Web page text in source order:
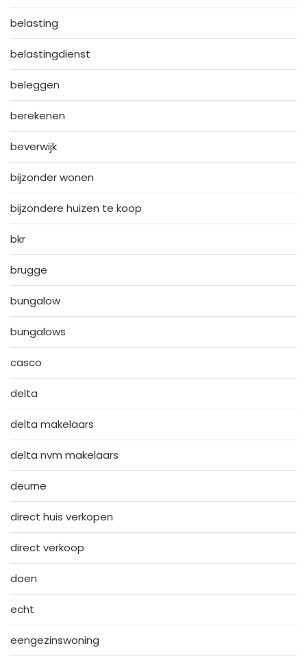
belasting
belastingdienst
beleggen
berekenen
beverwijk
bijzonder wonen
bijzondere huizen te koop
bkr
brugge
bungalow
bungalows
casco
delta
delta makelaars
delta nvm makelaars
deurne
direct huis verkopen
direct verkoop
doen
echt
eengezinswoning